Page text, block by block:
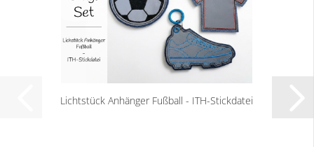
Lichtstück Anhänger Fußball - ITH-Stickdatei